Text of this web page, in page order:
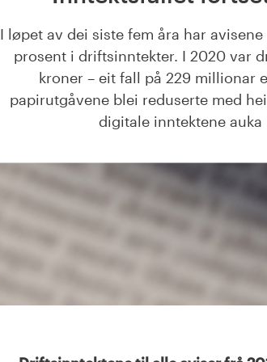
I løpet av dei siste fem åra har
prosent i driftsinntekter. I 2020 var
kroner – eit fall på 229 millionar
papirutgåvene blei reduserte med
digitale inntektene auka